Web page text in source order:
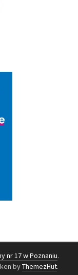
nr 17 w Poznaniu.
byThemezHut.